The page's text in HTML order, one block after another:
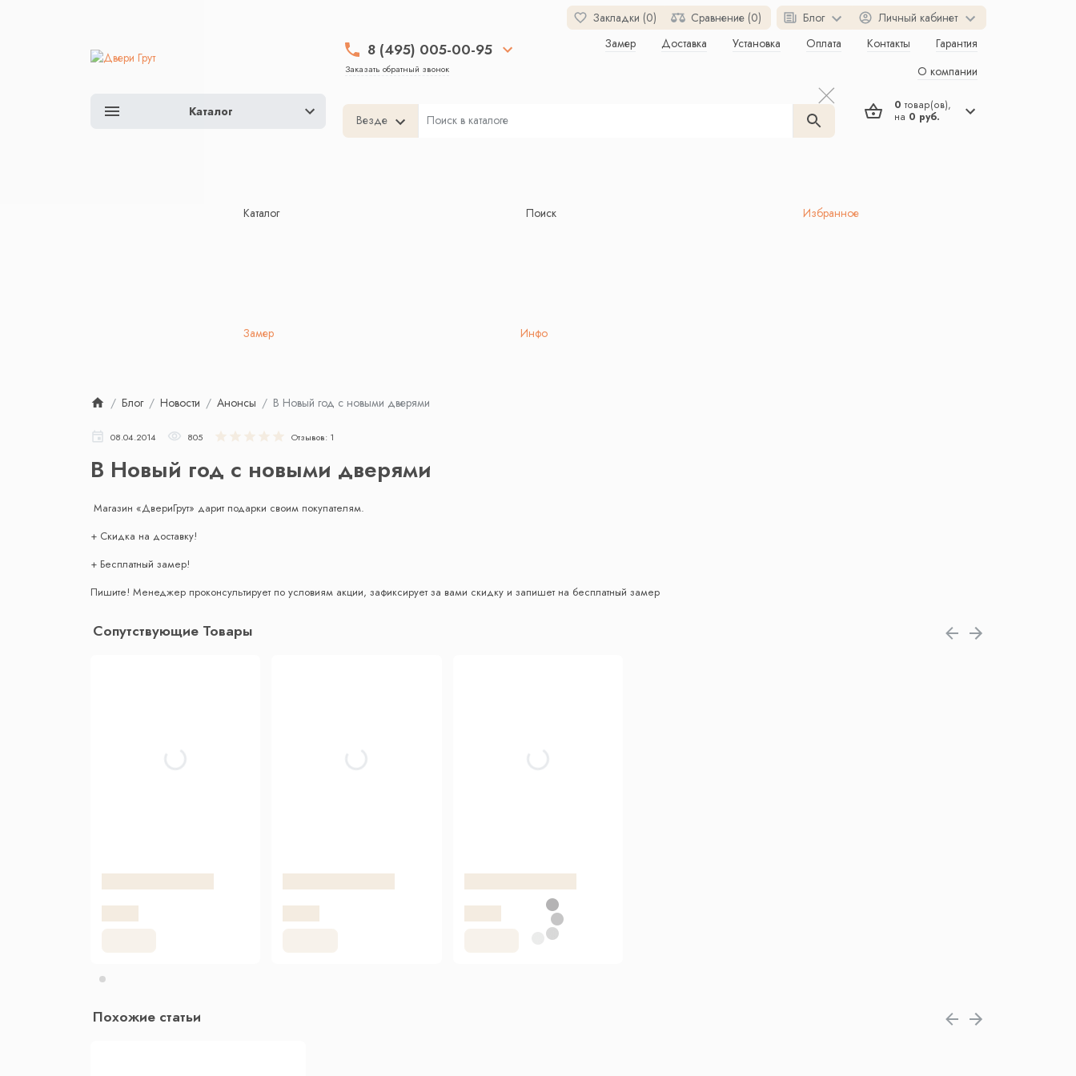
Закладки (0) Сравнение (0) Блог Личный кабинет
8 (495) 005-00-95
Заказать обратный звонок
Везде
Замер Доставка Установка Оплата Контакты
Гарантия
О компании
0 товар(ов),
на 0 руб.
Каталог
Каталог Поиск Избранное
Замер Инфо
Блог Новости Анонсы В Новый год с новыми дверями
08.04.2014 805 Отзывов: 1
В Новый год с новыми дверями
Магазин «ДвериГрут» дарит подарки своим покупателям.
+ Скидка на доставку!
+ Бесплатный замер!
Пишите! Менеджер проконсультирует по условиям акции, зафиксирует за вами скидку и запишет на бесплатный замер
Сопутствующие Товары
Похожие статьи